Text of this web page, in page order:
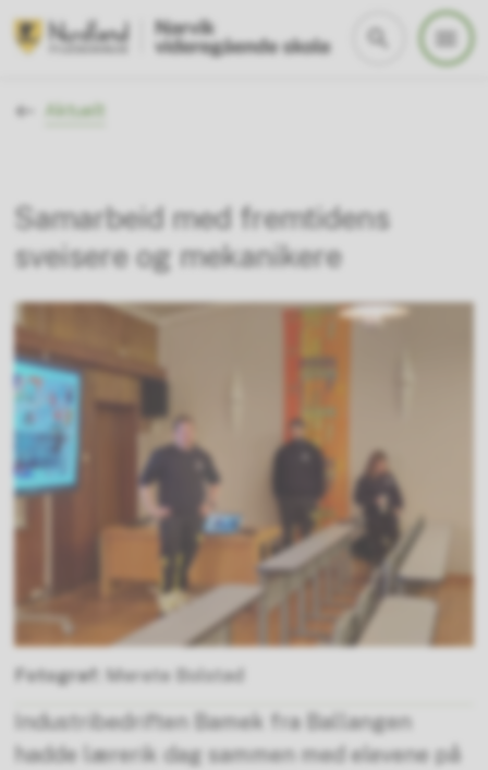
Du er her:
Aktuelt
Samarbeid med fremtidens
sveisere og mekanikere
Merete Bolstad
Industribedriften Bamek fra Ballangen
hadde lærerik dag sammen med elevene på